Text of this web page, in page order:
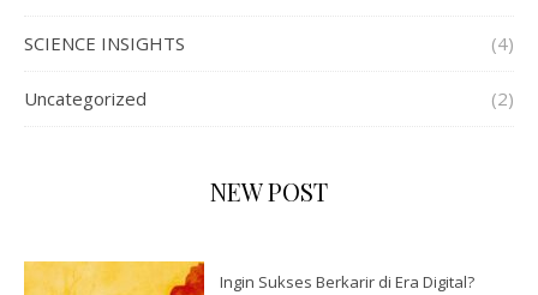
SCIENCE INSIGHTS (4)
Uncategorized (2)
NEW POST
Ingin Sukses Berkarir di Era Digital?